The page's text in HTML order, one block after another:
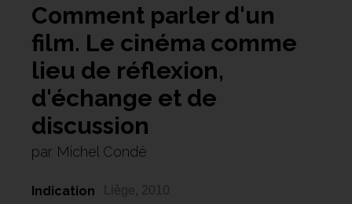
Comment parler d'un
film. Le cinéma comme
lieu de réflexion,
d'échange et de
discussion
par Michel Condé
Indication Liège, 2010